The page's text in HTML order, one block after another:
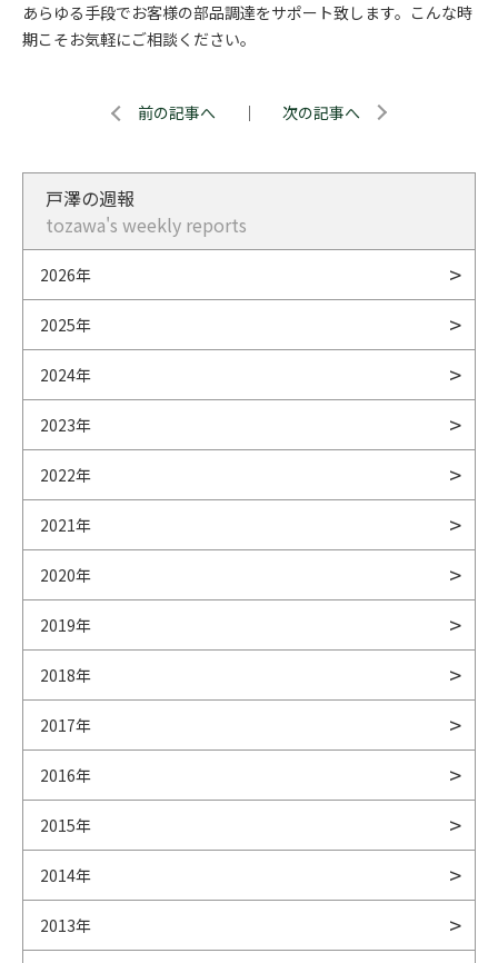
あらゆる手段でお客様の部品調達をサポート致します。こんな時
期こそお気軽にご相談ください。
前の記事へ ｜ 次の記事へ
戸澤の週報
tozawa's weekly reports
2026年
2025年
2024年
2023年
2022年
2021年
2020年
2019年
2018年
2017年
2016年
2015年
2014年
2013年